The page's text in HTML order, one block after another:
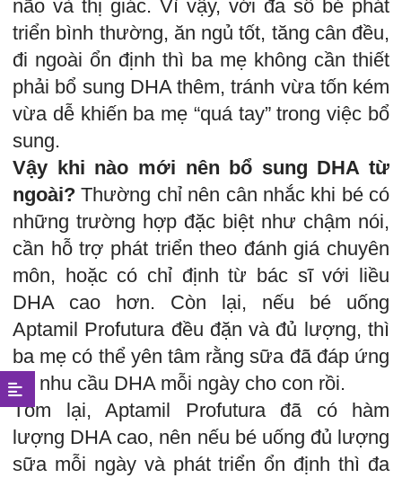
não và thị giác. Vì vậy, với đa số bé phát
triển bình thường, ăn ngủ tốt, tăng cân đều,
đi ngoài ổn định thì ba mẹ không cần thiết
phải bổ sung DHA thêm, tránh vừa tốn kém
vừa dễ khiến ba mẹ “quá tay” trong việc bổ
sung.
Vậy khi nào mới nên bổ sung DHA từ
ngoài? Thường chỉ nên cân nhắc khi bé có
những trường hợp đặc biệt như chậm nói,
cần hỗ trợ phát triển theo đánh giá chuyên
môn, hoặc có chỉ định từ bác sĩ với liều
DHA cao hơn. Còn lại, nếu bé uống
Aptamil Profutura đều đặn và đủ lượng, thì
ba mẹ có thể yên tâm rằng sữa đã đáp ứng
tốt nhu cầu DHA mỗi ngày cho con rồi.
Tóm lại, Aptamil Profutura đã có hàm
lượng DHA cao, nên nếu bé uống đủ lượng
sữa mỗi ngày và phát triển ổn định thì đa